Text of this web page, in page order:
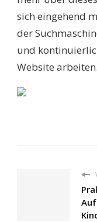
sich eingehend
der
und
Website arbeiten.